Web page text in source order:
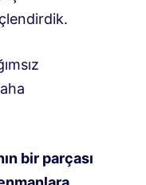
bir parçası